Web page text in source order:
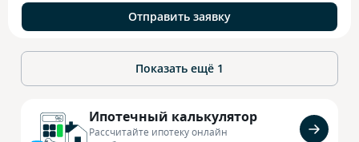
Отправить заявку
Показать ещё 1
Ипотечный калькулятор
Рассчитайте ипотеку онлайн